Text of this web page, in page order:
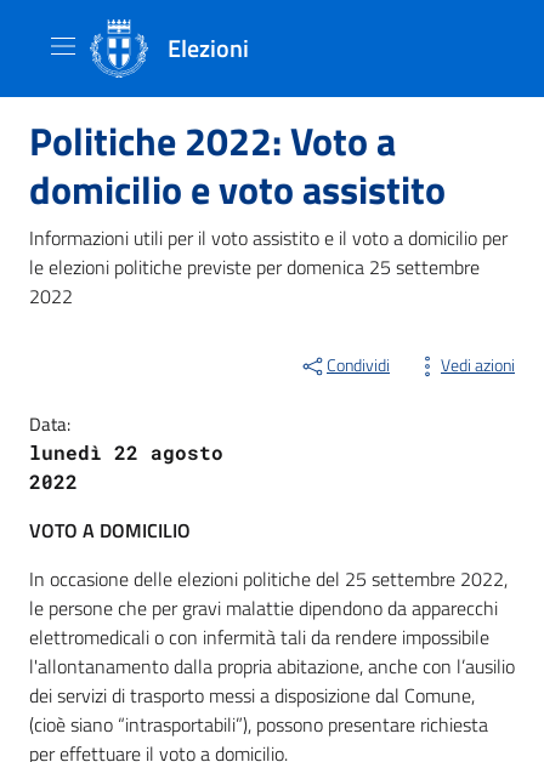
Elezioni
Politiche 2022: Voto a
domicilio e voto assistito
Informazioni utili per il voto assistito e il voto a domicilio per
le elezioni politiche previste per domenica 25 settembre
2022
Condividi Vedi azioni
Data:
lunedì 22 agosto
2022
VOTO A DOMICILIO
In occasione delle elezioni politiche del 25 settembre 2022,
le persone che per gravi malattie dipendono da apparecchi
elettromedicali o con infermità tali da rendere impossibile
l'allontanamento dalla propria abitazione, anche con l’ausilio
dei servizi di trasporto messi a disposizione dal Comune,
(cioè siano “intrasportabili”), possono presentare richiesta
per effettuare il voto a domicilio.